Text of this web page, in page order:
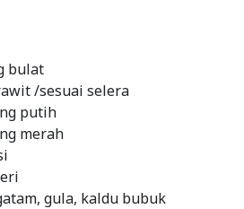
bulat
/sesuai selera
putih
merah
gula, kaldu bubuk